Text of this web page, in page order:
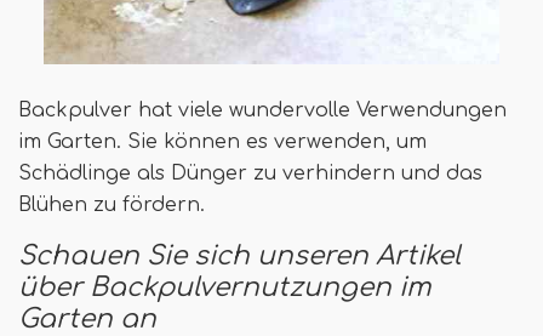
Backpulver hat viele wundervolle Verwendungen
im Garten. Sie können es verwenden, um
Schädlinge als Dünger zu verhindern und das
Blühen zu fördern.
Schauen Sie sich unseren Artikel
über Backpulvernutzungen im
Garten an